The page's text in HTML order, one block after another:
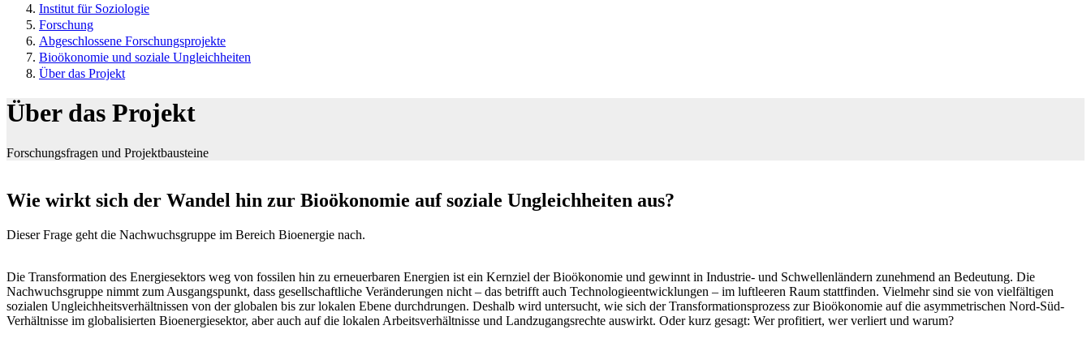
Institut für Soziologie
Forschung
Abgeschlossene Forschungsprojekte
Bioökonomie und soziale Ungleichheiten
Über das Projekt
Über das Projekt
Forschungsfragen und Projektbausteine
Wie wirkt sich der Wandel hin zur Bioökonomie auf soziale Ungleichheiten aus?
Dieser Frage geht die Nachwuchsgruppe im Bereich Bioenergie nach.
Die Transformation des Energiesektors weg von fossilen hin zu erneuerbaren Energien ist ein Kernziel der Bioökonomie und gewinnt in Industrie- und Schwellenländern zunehmend an Bedeutung. Die
Nachwuchsgruppe nimmt zum Ausgangspunkt, dass gesellschaftliche Veränderungen nicht – das betrifft auch Technologieentwicklungen – im luftleeren Raum stattfinden. Vielmehr sind sie von vielfältigen
sozialen Ungleichheitsverhältnissen von der globalen bis zur lokalen Ebene durchdrungen. Deshalb wird untersucht, wie sich der Transformationsprozess zur Bioökonomie auf die asymmetrischen Nord-Süd-
Verhältnisse im globalisierten Bioenergiesektor, aber auch auf die lokalen Arbeitsverhältnisse und Landzugangsrechte auswirkt. Oder kurz gesagt: Wer profitiert, wer verliert und warum?